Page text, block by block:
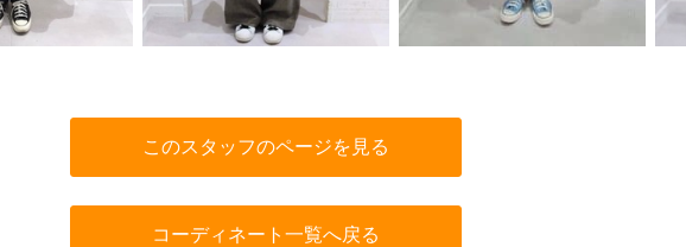
このスタッフのページを見る
コーディネート一覧へ戻る